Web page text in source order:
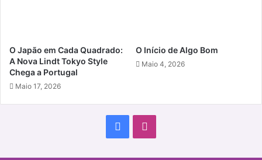
O Japão em Cada Quadrado:
A Nova Lindt Tokyo Style
Chega a Portugal
Maio 17, 2026
O Início de Algo Bom
Maio 4, 2026
Facebook